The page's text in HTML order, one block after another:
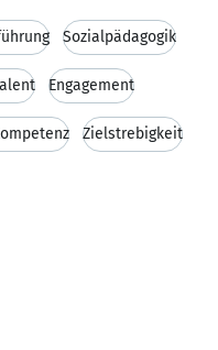
Sozialpädagogik
Engagement
Zielstrebigkeit